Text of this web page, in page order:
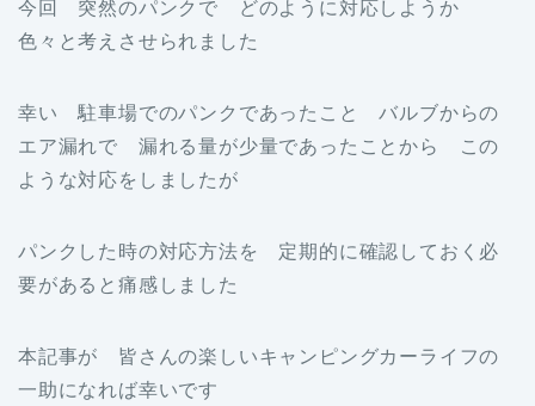
今回 突然のパンクで どのように対応しようか
色々と考えさせられました
幸い 駐車場でのパンクであったこと バルブからの
エア漏れで 漏れる量が少量であったことから この
ような対応をしましたが
パンクした時の対応方法を 定期的に確認しておく必
要があると痛感しました
本記事が 皆さんの楽しいキャンピングカーライフの
一助になれば幸いです